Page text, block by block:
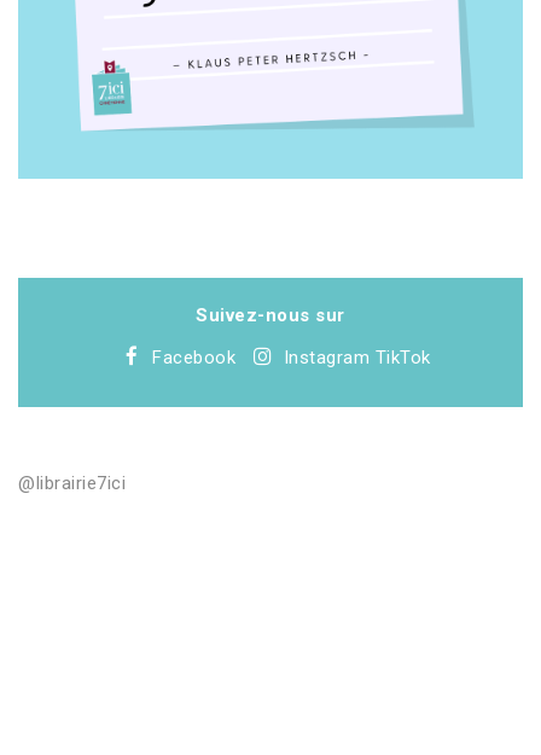
Suivez-nous sur
Facebook
Instagram TikTok
@librairie7ici